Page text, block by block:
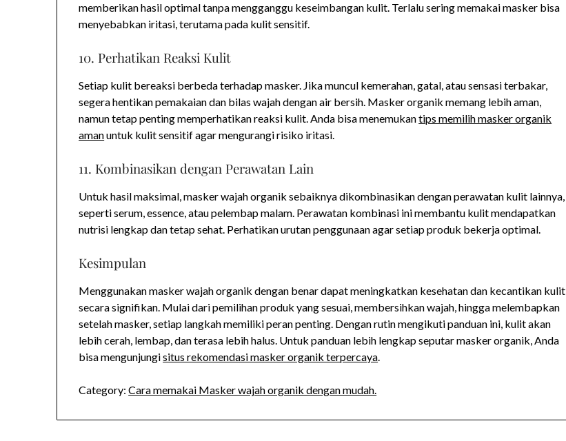
memberikan hasil optimal tanpa mengganggu keseimbangan kulit. Terlalu sering memakai masker bisa
menyebabkan iritasi, terutama pada kulit sensitif.
10. Perhatikan Reaksi Kulit
Setiap kulit bereaksi berbeda terhadap masker. Jika muncul kemerahan, gatal, atau sensasi terbakar,
segera hentikan pemakaian dan bilas wajah dengan air bersih. Masker organik memang lebih aman,
namun tetap penting memperhatikan reaksi kulit. Anda bisa menemukantips memilih masker organik
amanuntuk kulit sensitif agar mengurangi risiko iritasi.
11. Kombinasikan dengan Perawatan Lain
Untuk hasil maksimal, masker wajah organik sebaiknya dikombinasikan dengan perawatan kulit lainnya,
seperti serum, essence, atau pelembap malam. Perawatan kombinasi ini membantu kulit mendapatkan
nutrisi lengkap dan tetap sehat. Perhatikan urutan penggunaan agar setiap produk bekerja optimal.
Kesimpulan
Menggunakan masker wajah organik dengan benar dapat meningkatkan kesehatan dan kecantikan kulit
secara signifikan. Mulai dari pemilihan produk yang sesuai, membersihkan wajah, hingga melembapkan
setelah masker, setiap langkah memiliki peran penting. Dengan rutin mengikuti panduan ini, kulit akan
lebih cerah, lembap, dan terasa lebih halus. Untuk panduan lebih lengkap seputar masker organik, Anda
bisa mengunjungisitus rekomendasi masker organik terpercaya.
Category: Cara memakai Masker wajah organik dengan mudah.